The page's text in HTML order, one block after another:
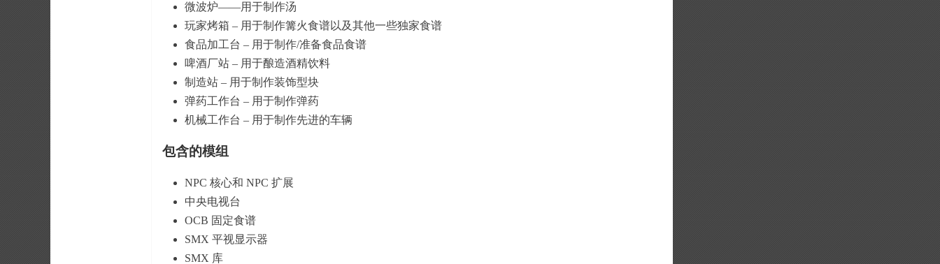
微波炉——用于制作汤
玩家烤箱 – 用于制作篝火食谱以及其他一些独家食谱
食品加工台 – 用于制作/准备食品食谱
啤酒厂站 – 用于酿造酒精饮料
制造站 – 用于制作装饰型块
弹药工作台 – 用于制作弹药
机械工作台 – 用于制作先进的车辆
包含的模组
NPC 核心和 NPC 扩展
中央电视台
OCB 固定食谱
SMX 平视显示器
SMX 库